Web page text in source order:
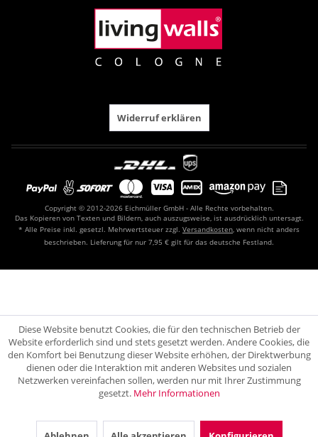
Widerruf erklären
Copyright © 2012-2026 Eichmüller GmbH - Alle Rechte vorbehalten.
Das Kopieren von Texten und Bildern, auch auszugsweise, ist ausdrücklich untersagt.
* Alle Preise inkl. gesetzl. Mehrwertsteuer zzgl. Versandkosten, wenn nicht anders
beschrieben. Lieferung für nur 7,95 € gilt für das deutsche Festland.
Diese Website benutzt Cookies, die für den technischen Betrieb der
Website erforderlich sind und stets gesetzt werden. Andere Cookies, die
den Komfort bei Benutzung dieser Website erhöhen, der Direktwerbung
dienen oder die Interaktion mit anderen Websites und sozialen
Netzwerken vereinfachen sollen, werden nur mit Ihrer Zustimmung
gesetzt. Mehr Informationen